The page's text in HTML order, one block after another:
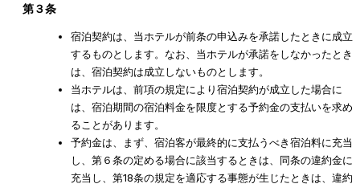
第３条
宿泊契約は、当ホテルが前条の申込みを承諾したときに成立
するものとします。なお、当ホテルが承諾をしなかったとき
は、宿泊契約は成立しないものとします。
当ホテルは、前項の規定により宿泊契約が成立した場合に
は、宿泊期間の宿泊料金を限度とする予約金の支払いを求め
ることがあります。
予約金は、まず、宿泊客が最終的に支払うべき宿泊料に充当
し、第６条の定める場合に該当するときは、同条の違約金に
充当し、第18条の規定を適応する事態が生じたときは、違約